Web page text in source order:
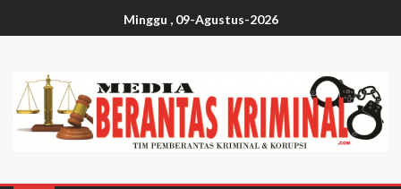
Minggu , 09-Agustus-2026